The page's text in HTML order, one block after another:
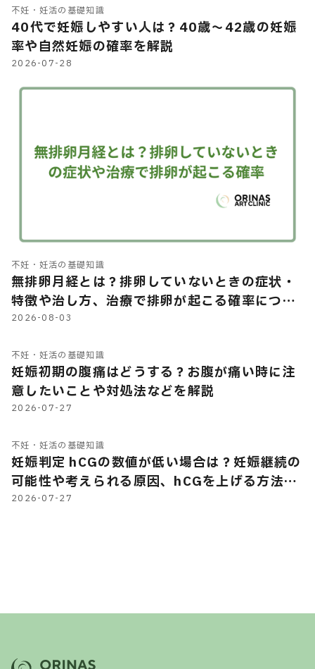
不妊・妊活の基礎知識
40代で妊娠しやすい人は？40歳～42歳の妊娠
率や自然妊娠の確率を解説
2026-07-28
不妊・妊活の基礎知識
無排卵月経とは？排卵していないときの症状・
特徴や治し方、治療で排卵が起こる確率につい
て解説
2026-08-03
不妊・妊活の基礎知識
妊娠初期の腹痛はどうする？お腹が痛い時に注
意したいことや対処法などを解説
2026-07-27
不妊・妊活の基礎知識
妊娠判定 hCGの数値が低い場合は？妊娠継続の
可能性や考えられる原因、hCGを上げる方法の
有無などを解説
2026-07-27